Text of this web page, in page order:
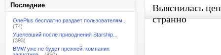
Последние
OnePlus бесплатно раздает пользователям...
(74)
Уцелевший после приводнения Starship...
(393)
BMW уже не будет прежней: компания
Выяснилась
странно